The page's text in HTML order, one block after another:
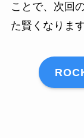
ことで、次回
た賢くなります